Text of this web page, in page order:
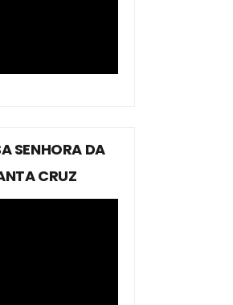
SENHORA DA
CRUZ